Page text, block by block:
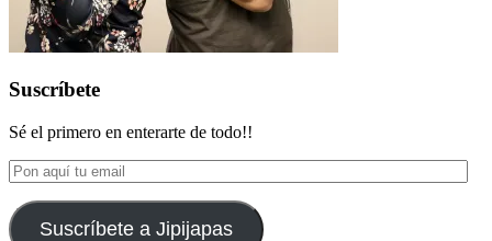
Suscríbete
Sé el primero en enterarte de todo!!
Pon
aquí
tu
emailSuscríbete a Jipijapas